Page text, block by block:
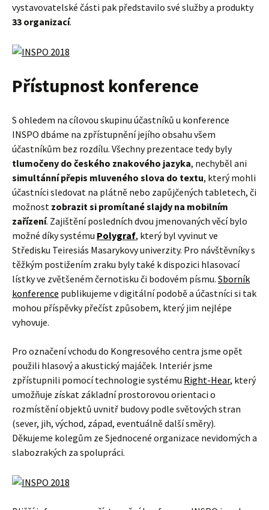
vystavovatelské části pak představilo své služby a produkty
33 organizací.
Přístupnost konference
S ohledem na cílovou skupinu účastníků u konference
INSPO dbáme na zpřístupnění jejího obsahu všem
účastníkům bez rozdílu. Všechny prezentace tedy byly
tlumočeny do českého znakového jazyka, nechyběl ani
simultánní přepis mluveného slova do textu, který mohli
účastníci sledovat na plátně nebo zapůjčených tabletech, či
možnost zobrazit si promítané slajdy na mobilním
zařízení. Zajištění posledních dvou jmenovaných věcí bylo
možné díky systému Polygraf, který byl vyvinut ve
Středisku Teiresiás Masarykovy univerzity. Pro návštěvníky s
těžkým postižením zraku byly také k dispozici hlasovací
lístky ve zvětšeném černotisku či bodovém písmu. Sborník
konference publikujeme v digitální podobě a účastníci si tak
mohou příspěvky přečíst způsobem, který jim nejlépe
vyhovuje.
Pro označení vchodu do Kongresového centra jsme opět
použili hlasový a akustický majáček. Interiér jsme
zpřístupnili pomocí technologie systému Right-Hear, který
umožňuje získat základní prostorovou orientaci o
rozmístění objektů uvnitř budovy podle světových stran
(sever, jih, východ, západ, eventuálně další směry).
Děkujeme kolegům ze Sjednocené organizace nevidomých a
slabozrakých za spolupráci.